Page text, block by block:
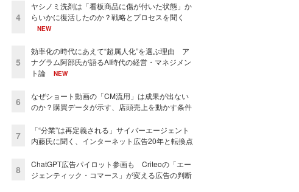
4
ヤシノミ洗剤は「看板商品に傷が付いた状態」か
らいかに復活したのか？戦略とプロセスを聞く
NEW
5
効率化の時代にあえて“超属人化”を選ぶ理由 ア
ナグラム阿部氏が語るAI時代の経営・マネジメン
ト論
NEW
6
なぜショート動画の「CM流用」は成果が出ない
のか？購買データが示す、店頭売上を動かす条件
7
「“分業”は再定義される」サイバーエージェント
内藤氏に聞く、インターネット広告20年と転換点
8
ChatGPT広告パイロット参画も Criteoの「エー
ジェンティック・コマース」が変える広告の判断